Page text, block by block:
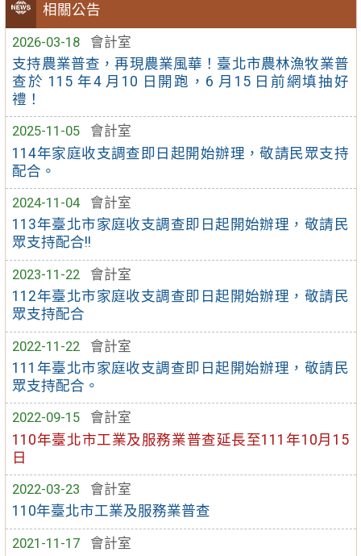
相關公告
2026-03-18
會計室
支持農業普查，再現農業風華！臺北市農林漁牧業普
查於 115 年4 月10 日開跑，6 月15 日前網填抽好
禮！
2025-11-05
會計室
114年家庭收支調查即日起開始辦理，敬請民眾支持
配合。
2024-11-04
會計室
113年臺北市家庭收支調查即日起開始辦理，敬請民
眾支持配合!!
2023-11-22
會計室
112年臺北市家庭收支調查即日起開始辦理，敬請民
眾支持配合
2022-11-22
會計室
111年臺北市家庭收支調查即日起開始辦理，敬請民
眾支持配合。
2022-09-15
會計室
110年臺北市工業及服務業普查延長至111年10月15
日
2022-03-23
會計室
110年臺北市工業及服務業普查
2021-11-17
會計室